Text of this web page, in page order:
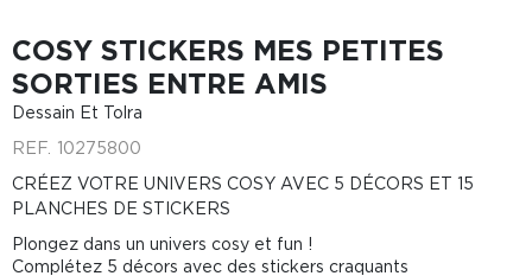
COSY STICKERS MES PETITES
SORTIES ENTRE AMIS
Dessain Et Tolra
REF. 10275800
CRÉEZ VOTRE UNIVERS COSY AVEC 5 DÉCORS ET 15
PLANCHES DE STICKERS
Plongez dans un univers cosy et fun !
Complétez 5 décors avec des stickers craquants